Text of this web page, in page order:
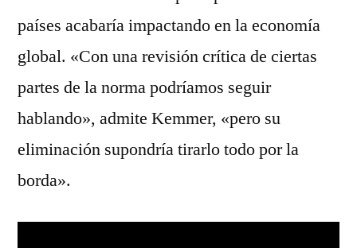
países acabaría impactando en la economía
global. «Con una revisión crítica de ciertas
partes de la norma podríamos seguir
hablando», admite Kemmer, «pero su
eliminación supondría tirarlo todo por la
borda».